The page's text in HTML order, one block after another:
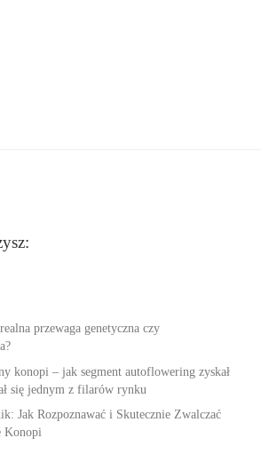
przewaga genetyczna czy
konopi – jak segment autoflowering zyskał
się jednym z filarów rynku
Jak Rozpoznawać i Skutecznie Zwalczać
Konopi